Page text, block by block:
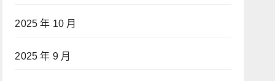
2025 年 10 月
2025 年 9 月